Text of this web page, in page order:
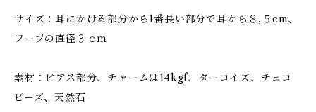
サイズ：耳にかける部分から1番長い部分で耳から８,５cm、
フープの直径３ｃｍ
素材：ピアス部分、チャームは14kgf、ターコイズ、チェコ
ビーズ、天然石